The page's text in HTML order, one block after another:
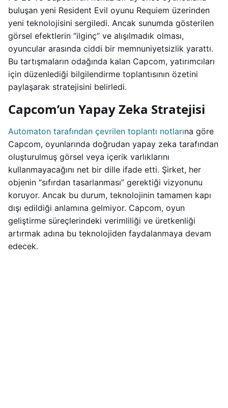
buluşan yeni Resident Evil oyunu Requiem üzerinden
yeni teknolojisini sergiledi. Ancak sunumda gösterilen
görsel efektlerin “ilginç” ve alışılmadık olması,
oyuncular arasında ciddi bir memnuniyetsizlik yarattı.
Bu tartışmaların odağında kalan Capcom, yatırımcıları
için düzenlediği bilgilendirme toplantısının özetini
paylaşarak stratejisini belirledi.
Capcom’un Yapay Zeka Stratejisi
Automaton tarafından çevrilen toplantı notlarına göre
Capcom, oyunlarında doğrudan yapay zeka tarafından
oluşturulmuş görsel veya içerik varlıklarını
kullanmayacağını net bir dille ifade etti. Şirket, her
objenin “sıfırdan tasarlanması” gerektiği vizyonunu
koruyor. Ancak bu durum, teknolojinin tamamen kapı
dışı edildiği anlamına gelmiyor. Capcom, oyun
geliştirme süreçlerindeki verimliliği ve üretkenliği
artırmak adına bu teknolojiden faydalanmaya devam
edecek.